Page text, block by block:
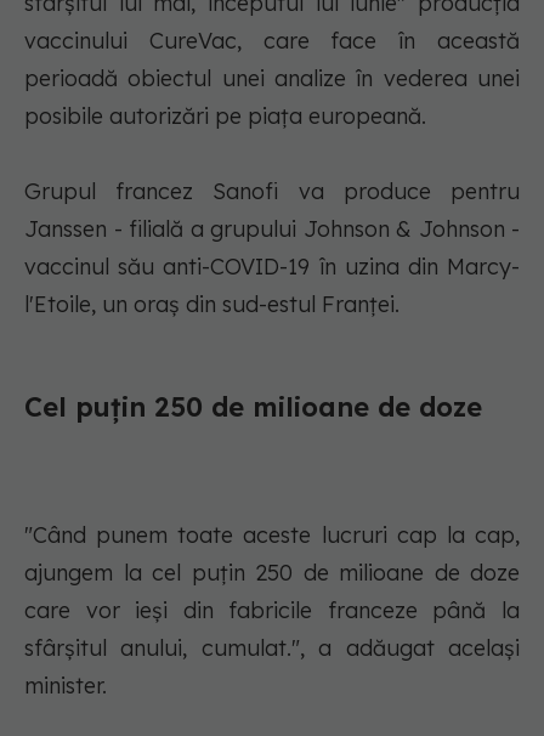
vaccinului CureVac, care face în această
perioadă obiectul unei analize în vederea unei
posibile autorizări pe piaţa europeană.
Grupul francez Sanofi va produce pentru
Janssen - filială a grupului Johnson & Johnson -
vaccinul său anti-COVID-19 în uzina din Marcy-
l'Etoile, un oraş din sud-estul Franţei.
Cel puţin 250 de milioane de doze
"Când punem toate aceste lucruri cap la cap,
ajungem la cel puţin 250 de milioane de doze
care vor ieşi din fabricile franceze până la
sfârşitul anului, cumulat.", a adăugat acelaşi
minister.